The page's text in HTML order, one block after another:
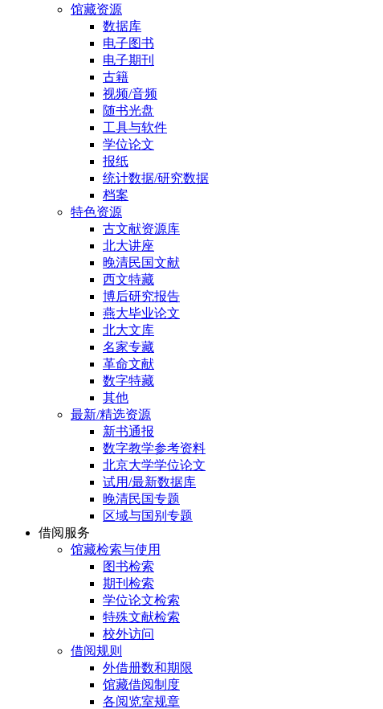
馆藏资源
数据库
电子图书
电子期刊
古籍
视频/音频
随书光盘
工具与软件
学位论文
报纸
统计数据/研究数据
档案
特色资源
古文献资源库
北大讲座
晚清民国文献
西文特藏
博后研究报告
燕大毕业论文
北大文库
名家专藏
革命文献
数字特藏
其他
最新/精选资源
新书通报
数字教学参考资料
北京大学学位论文
试用/最新数据库
晚清民国专题
区域与国别专题
借阅服务
馆藏检索与使用
图书检索
期刊检索
学位论文检索
特殊文献检索
校外访问
借阅规则
外借册数和期限
馆藏借阅制度
各阅览室规章